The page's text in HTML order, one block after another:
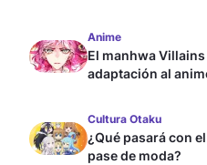
Anime
El manhwa
adaptación al
Cultura Otaku
¿Qué pasará con
pase de moda?